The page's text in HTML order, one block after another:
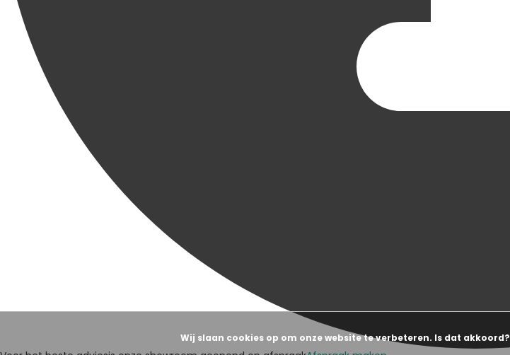
Wij slaan cookies op om onze website te verbeteren. Is dat akkoord?